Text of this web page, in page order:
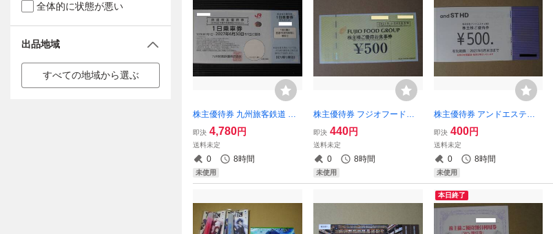
株主優待券 九州旅客鉄道 鉄
道株主優待券 1日乗車券 JR
九州 1-2枚
即決 4,780円
送料未定
0 8時間
未使用
株主優待券 フジオフードグ
ループ 500円 1-12枚（フジ
オフード まいどおおきに食
堂 串屋物語 かっぽうぎ つる
まる）
即決 440円
送料未定
0 8時間
未使用
株主優待券 アンドエスティH
D and ST HD（アダストリア
ADASTRIA）500円 1-5枚
即決 400円
送料未定
0 8時間
未使用
本日終了
全体的に状態が悪い
出品地域
すべての地域から選ぶ